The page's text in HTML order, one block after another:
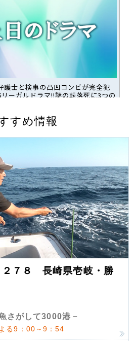
すめ情報
２７８ 長崎県壱岐・勝
さがして3000港－
る9：00～9：54